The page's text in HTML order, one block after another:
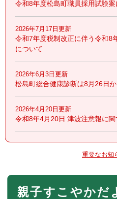
令和8年度松島町職員採用試験案
2026年7月17日更新
令和7年度税制改正に伴う令和8
について
2026年6月3日更新
松島町総合健康診断は8月26日
2026年4月20日更新
令和8年4月20日 津波注意報に関
重要なお知
本
親子すこやかだ